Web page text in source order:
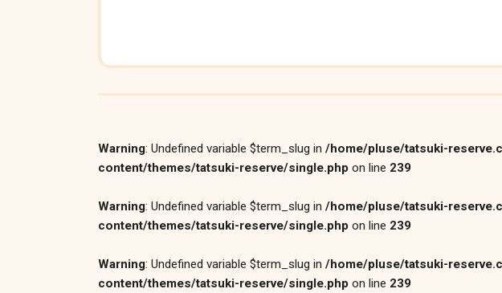
Warning: Undefined variable $term_slug in /home/pluse/tatsuki-
content/themes/tatsuki-reserve/single.php on line 239
Warning: Undefined variable $term_slug in /home/pluse/tatsuki-
content/themes/tatsuki-reserve/single.php on line 239
Warning: Undefined variable $term_slug in /home/pluse/tatsuki-
content/themes/tatsuki-reserve/single.php on line 239